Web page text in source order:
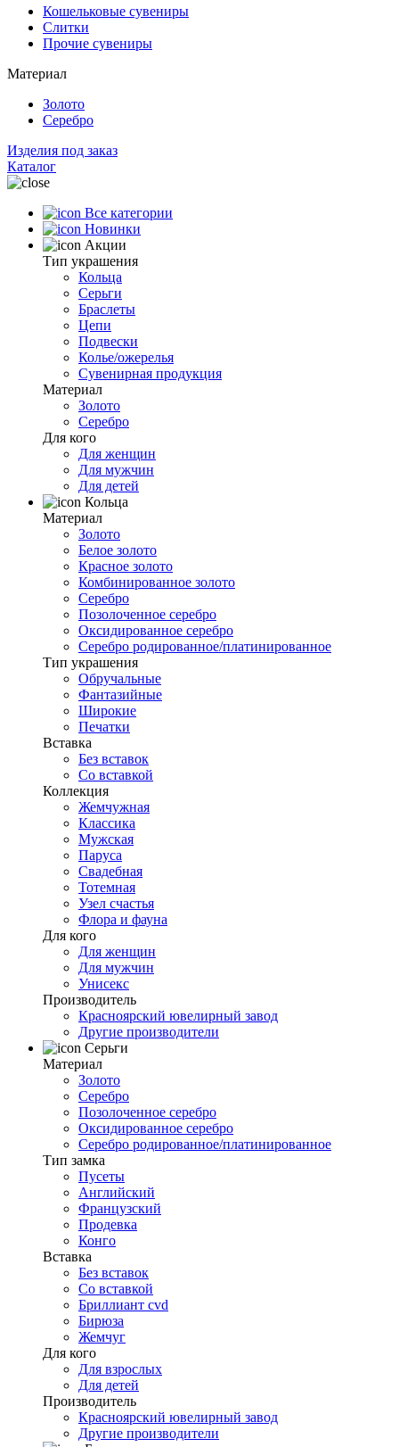
Кошельковые сувениры
Слитки
Прочие сувениры
Материал
Золото
Серебро
Изделия под заказ
Каталог
Все категории
Новинки
Акции
Тип украшения
Кольца
Серьги
Браслеты
Цепи
Подвески
Колье/ожерелья
Сувенирная продукция
Материал
Золото
Серебро
Для кого
Для женщин
Для мужчин
Для детей
Кольца
Материал
Золото
Белое золото
Красное золото
Комбинированное золото
Серебро
Позолоченное серебро
Оксидированное серебро
Серебро родированное/платинированное
Тип украшения
Обручальные
Фантазийные
Широкие
Печатки
Вставка
Без вставок
Со вставкой
Коллекция
Жемчужная
Классика
Мужская
Паруса
Свадебная
Тотемная
Узел счастья
Флора и фауна
Для кого
Для женщин
Для мужчин
Унисекс
Производитель
Красноярский ювелирный завод
Другие производители
Серьги
Материал
Золото
Серебро
Позолоченное серебро
Оксидированное серебро
Серебро родированное/платинированное
Тип замка
Пусеты
Английский
Французский
Продевка
Конго
Вставка
Без вставок
Со вставкой
Бриллиант cvd
Бирюза
Жемчуг
Для кого
Для взрослых
Для детей
Производитель
Красноярский ювелирный завод
Другие производители